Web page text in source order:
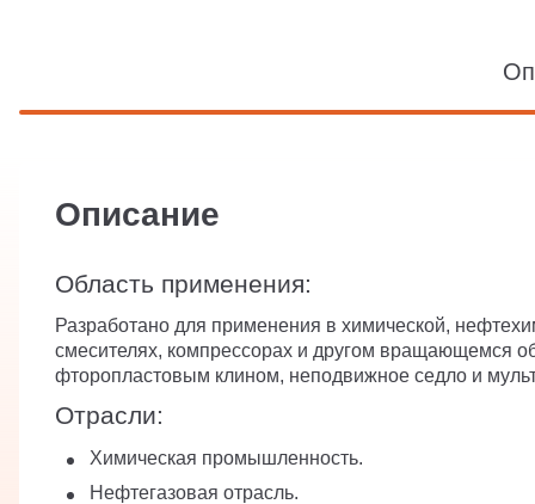
Описание
Область применения:
Разработано для применения в химической,
смесителях, компрессорах и другом вращающемся
фторопластовым клином, неподвижное седло и
Отрасли:
Химическая промышленность.
Нефтегазовая отрасль.